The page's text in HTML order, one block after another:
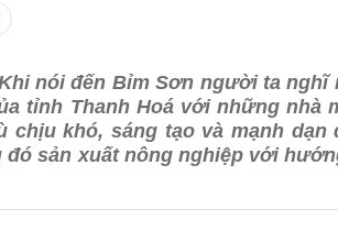
nói đến Bỉm Sơn người ta nghĩ
tỉnh Thanh Hoá với những
chịu khó, sáng tạo và mạnh
đó sản xuất nông nghiệp với